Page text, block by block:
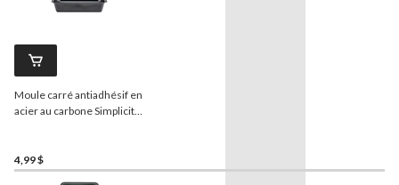
Moule carré antiadhésif en
acier au carbone Simplicité,
4,99 $